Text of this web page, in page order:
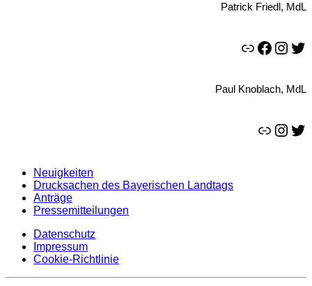
Patrick Friedl, MdL
Link Facebook Instagram Twitter
Paul Knoblach, MdL
Link Instagram Twitter
Neuigkeiten
Drucksachen des Bayerischen Landtags
Anträge
Pressemitteilungen
Datenschutz
Impressum
Cookie-Richtlinie